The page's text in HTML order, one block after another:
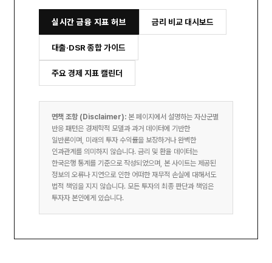
실시간 금융 지표 허브 금리 비교 대시보드
대출·DSR 종합 가이드
주요 경제 지표 캘린더
면책 조항 (Disclaimer): 본 페이지에서 설명하는 자산군별
반응 패턴은 경제학적 모델과 과거 데이터에 기반한
일반론이며, 미래의 투자 수익률을 보장하거나 완벽한
인과관계를 의미하지 않습니다. 금리 및 환율 데이터는
한국은행 통계를 기준으로 작성되었으며, 본 사이트는 제공된
정보의 오류나 지연으로 인한 어떠한 재무적 손실에 대해서도
법적 책임을 지지 않습니다. 모든 투자의 최종 판단과 책임은
투자자 본인에게 있습니다.